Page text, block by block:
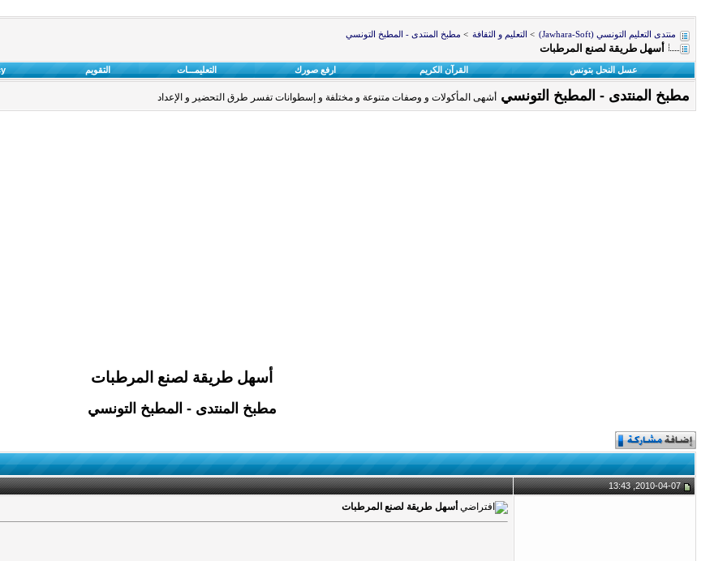
منتدى التعليم التونسي (Jawhara-Soft) > التعليم و الثقافة > مطبخ المنتدى - المطبخ التونسي
أسهل طريقة لصنع المرطبات
عسل النحل بتونس القرآن الكريم ارفع صورك التعليمـــات التقويم
مطبخ المنتدى - المطبخ التونسي أشهى المأكولات و وصفات متنوعة و مختلفة و إسطوانات تفسر طرق التحضير و الإعداد
أسهل طريقة لصنع المرطبات
مطبخ المنتدى - المطبخ التونسي
2010-04-07, 13:43
أسهل طريقة لصنع المرطبات